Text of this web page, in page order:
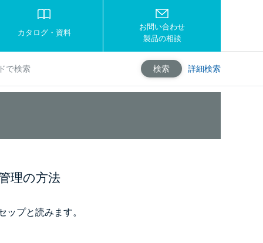
カタログ・資料
お問い合わせ
製品の相談
検索 詳細検索
理の方法
プと読みます。